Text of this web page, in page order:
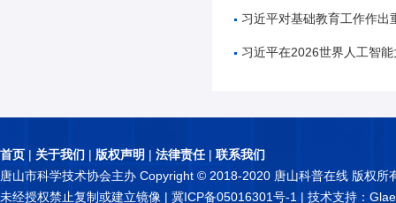
习近平对基础教育工作作出
习近平在2026世界人工智能大会暨人工智能全球治理高
首页 | 关于我们 | 版权声明 | 法律责任| 联系我们
唐山市科学技术协会主办 Copyright © 2018-2020 唐山科普在线 版权所
未经授权禁止复制或建立镜像 | 冀ICP备05016301号-1 | 技术支持：